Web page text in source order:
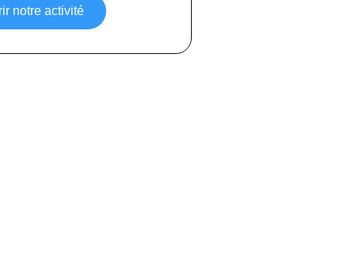
notre activité